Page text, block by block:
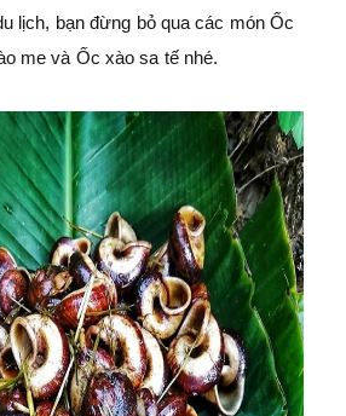
lịch, bạn đừng bỏ qua các món Ốc
me và Ốc xào sa tế nhé.